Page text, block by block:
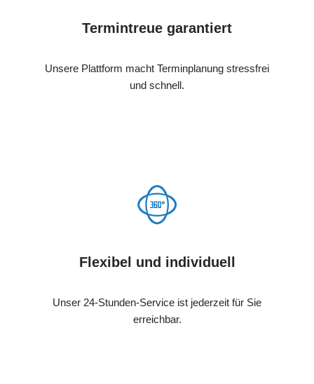
Termintreue garantiert
Unsere Plattform macht Terminplanung stressfrei
und schnell.
Flexibel und individuell
Unser 24-Stunden-Service ist jederzeit für Sie
erreichbar.